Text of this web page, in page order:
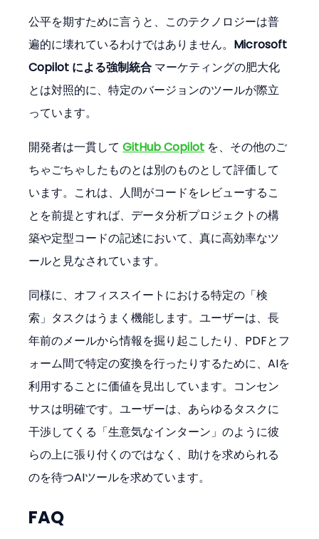
公平を期すために言うと、このテクノロジーは普
遍的に壊れているわけではありません。 Microsoft
Copilot による強制統合 マーケティングの肥大化
とは対照的に、特定のバージョンのツールが際立
っています。
開発者は一貫して GitHub Copilot を、その他のご
ちゃごちゃしたものとは別のものとして評価して
います。これは、人間がコードをレビューするこ
とを前提とすれば、データ分析プロジェクトの構
築や定型コードの記述において、真に高効率なツ
ールと見なされています。
同様に、オフィススイートにおける特定の「検
索」タスクはうまく機能します。ユーザーは、長
年前のメールから情報を掘り起こしたり、PDFとフ
ォーム間で特定の変換を行ったりするために、AIを
利用することに価値を見出しています。コンセン
サスは明確です。ユーザーは、あらゆるタスクに
干渉してくる「生意気なインターン」のように彼
らの上に張り付くのではなく、助けを求められる
のを待つAIツールを求めています。
FAQ